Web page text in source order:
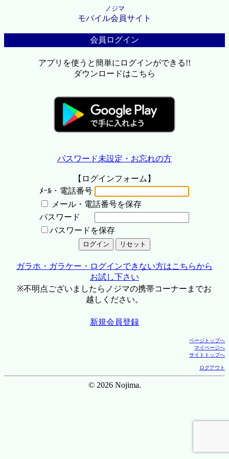
ノジマ
モバイル会員サイト
会員ログイン
アプリを使うと簡単にログインができる!!
ダウンロードはこちら
パスワード未設定・お忘れの方
【ログインフォーム】
ﾒｰﾙ・電話番号
メール・電話番号を保存
パスワード
パスワードを保存
ガラホ・ガラケー・ログインできない方はこちらから
お試し下さい
※不明点ございましたらノジマの携帯コーナーまでお
越しください。
新規会員登録
ページトップへ
マイページへ
サイトトップへ
ログアウト
© 2026 Nojima.